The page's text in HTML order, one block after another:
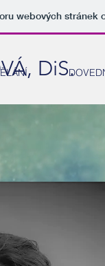
webových stránek
DiS.